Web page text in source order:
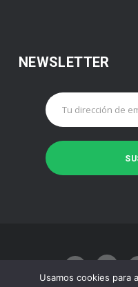
NEWSLETTER
Usamos cookies para